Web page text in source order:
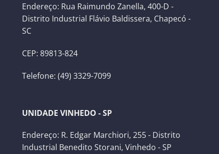
Endereço: Rua Raimundo Zanella, 400-D -
Distrito Industrial Flávio Baldissera, Chapecó -
SC
CEP: 89813-824
Telefone: (49) 3329-7099
UNIDADE VINHEDO - SP
Endereço: R. Edgar Marchiori, 255 - Distrito
Industrial Benedito Storani, Vinhedo - SP